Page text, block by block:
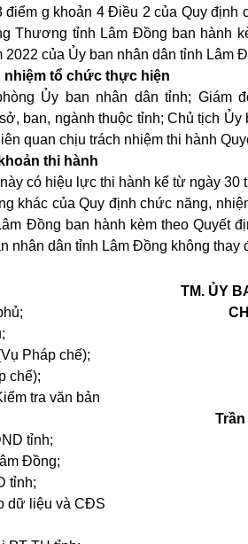
điểm g khoản 4 Điều 2 của Quy định
Thương tỉnh Lâm Đồng ban hành
2022 của Ủy ban nhân dân tỉnh Lâm
nhiệm tổ chức thực hiện
Ủy ban nhân dân tỉnh; Giám
ban, ngành thuộc tỉnh; Chủ tịch
quan chịu trách nhiệm thi hành
thi hành
có hiệu lực thi hành kể từ ngày 30
khác của Quy định chức năng,
Đồng ban hành kèm theo Quyết
nhân dân tỉnh Lâm Đồng không thay
Pháp chế);
chế);
tra văn bản
tỉnh;
Đồng;
tỉnh;
dữ liệu và CĐS
TM. ỦY